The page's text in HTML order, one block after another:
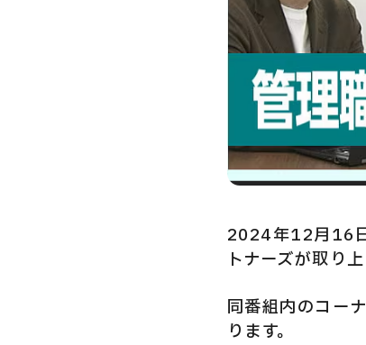
Privacy Policy
2024年12月16
トナーズが取り
同番組内のコー
ります。